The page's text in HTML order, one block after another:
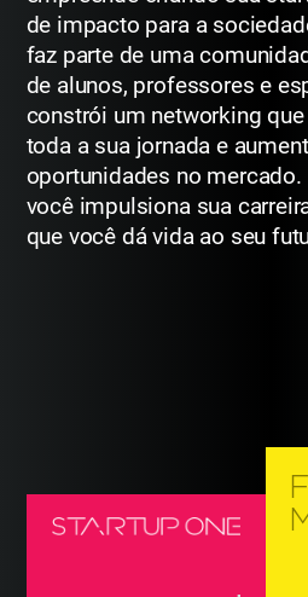
de impacto para a
faz parte de uma
de alunos, professores e
constrói um networking
todaa sua jornada e
oportunidades no
você impulsiona sua
que você dá vida ao seu